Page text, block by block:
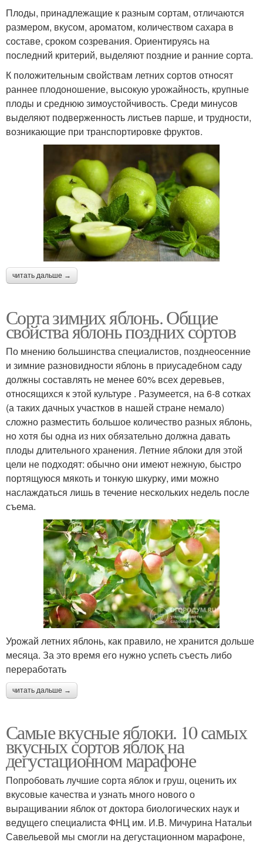
Плоды, принадлежащие к разным сортам, отличаются
размером, вкусом, ароматом, количеством сахара в
составе, сроком созревания. Ориентируясь на
последний критерий, выделяют поздние и ранние сорта.
К положительным свойствам летних сортов относят
раннее плодоношение, высокую урожайность, крупные
плоды и среднюю зимоустойчивость. Среди минусов
выделяют подверженность листьев парше, и трудности,
возникающие при транспортировке фруктов.
читать дальше →
Сорта зимних яблонь. Общие
свойства яблонь поздних сортов
По мнению большинства специалистов, позднеосенние
и зимние разновидности яблонь в приусадебном саду
должны составлять не менее 60% всех деревьев,
относящихся к этой культуре . Разумеется, на 6-8 сотках
(а таких дачных участков в нашей стране немало)
сложно разместить большое количество разных яблонь,
но хотя бы одна из них обязательно должна давать
плоды длительного хранения. Летние яблоки для этой
цели не подходят: обычно они имеют нежную, быстро
портящуюся мякоть и тонкую шкурку, ими можно
наслаждаться лишь в течение нескольких недель после
съема.
Урожай летних яблонь, как правило, не хранится дольше
месяца. За это время его нужно успеть съесть либо
переработать
читать дальше →
Самые вкусные яблоки. 10 самых
вкусных сортов яблок на
дегустационном марафоне
Попробовать лучшие сорта яблок и груш, оценить их
вкусовые качества и узнать много нового о
выращивании яблок от доктора биологических наук и
ведущего специалиста ФНЦ им. И.В. Мичурина Натальи
Савельевой мы смогли на дегустационном марафоне,